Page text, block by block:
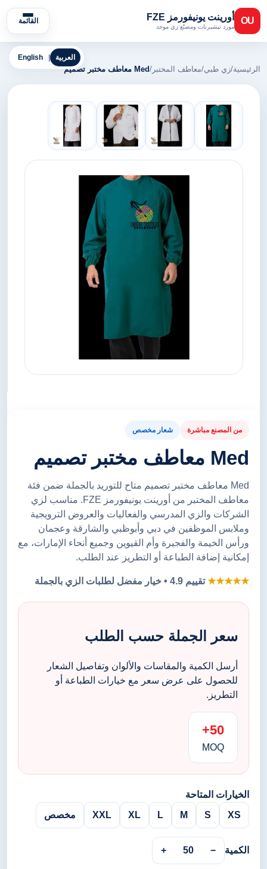
OU أورينت يونيفورمز FZE
مورد تيشيرتات ومصنّع زي موحد
القائمة
English العربية
الرئيسية/زي طبي/معاطف المختبر /Med معاطف مختبر تصميم
من المصنع مباشرة شعار مخصص
Med معاطف مختبر تصميم
Med معاطف مختبر تصميم متاح للتوريد بالجملة ضمن فئة
معاطف المختبر من أورينت يونيفورمز FZE. مناسب لزي
الشركات والزي المدرسي والفعاليات والعروض الترويجية
وملابس الموظفين في دبي وأبوظبي والشارقة وعجمان
ورأس الخيمة والفجيرة وأم القيوين وجميع أنحاء الإمارات، مع
إمكانية إضافة الطباعة أو التطريز عند الطلب.
★★★★★تقييم 4.9 • خيار مفضل لطلبات الزي بالجملة
سعر الجملة حسب الطلب
أرسل الكمية والمقاسات والألوان وتفاصيل الشعار
للحصول على عرض سعر مع خيارات الطباعة أو
التطريز.
50+
MOQ
الخيارات المتاحة
XS
S
M
L
XL
XXL مخصص
الكمية −
50
+